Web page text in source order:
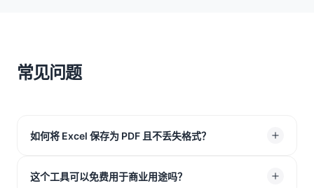
常见问题
如何将 Excel 保存为 PDF 且不丢失格式？
使用我们的在线 Excel 转 PDF 工具。它可以安全地将
这个工具可以免费用于商业用途吗？